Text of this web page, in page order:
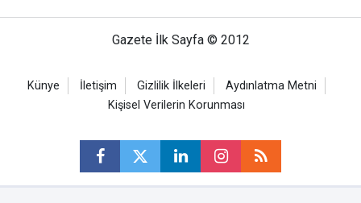
Gazete İlk Sayfa © 2012
Künye İletişim Gizlilik İlkeleri
Aydınlatma Metni
Kişisel Verilerin Korunması